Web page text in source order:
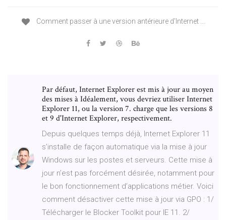
Comment passer à une version antérieure d'Internet ...
Par défaut, Internet Explorer est mis à jour au moyen
des mises à Idéalement, vous devriez utiliser Internet
Explorer 11, ou la version 7. charge que les versions 8
et 9 d'Internet Explorer, respectivement.
Depuis quelques temps déjà, Internet Explorer 11
s’installe de façon automatique via la mise à jour
Windows sur les postes et serveurs. Cette mise à
jour n’est pas forcément désirée, notamment pour
le bon fonctionnement d’applications métier. Voici
comment désactiver cette mise à jour via GPO : 1/
Télécharger le Blocker Toolkit pour IE 11. 2/